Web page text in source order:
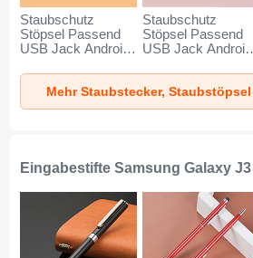
Staubschutz
Stöpsel Passend
USB Jack Android
für Samsung
Galaxy J3 Silber
Staubschutz
Stöpsel Passend
USB Jack Android
für Samsung
Galaxy J3
Rosegold
Eingabestifte Samsung Galaxy J3